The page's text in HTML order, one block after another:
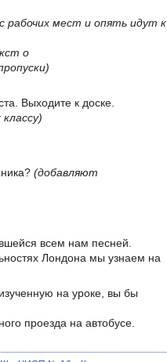
мест и опять идут к
о
Выходите к доске.
(добавляют
всем нам песней.
Лондона мы узнаем на
на уроке, вы бы
проезда на автобусе.